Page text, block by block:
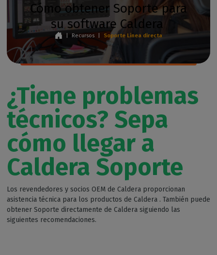
Cómo obtener Soporte para
su software Caldera
Recursos Soporte Línea directa
¿Tiene problemas
técnicos? Sepa
cómo llegar a
Caldera Soporte
Los revendedores y socios OEM de Caldera proporcionan
asistencia técnica para los productos de Caldera . También puede
obtener Soporte directamente de Caldera siguiendo las
siguientes recomendaciones.